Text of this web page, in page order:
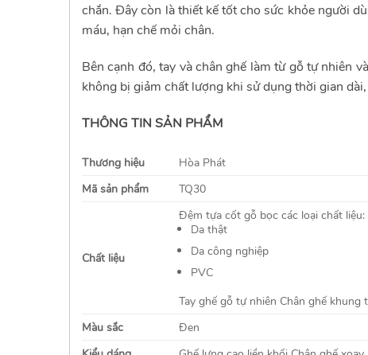
chắn. Đây còn là thiết kế tốt cho sức khỏe người
máu, hạn chế mỏi chân.
Bên cạnh đó, tay và chân ghế làm từ gỗ tự nhiên
không bị giảm chất lượng khi sử dụng thời gian
THÔNG TIN SẢN PHẨM
Thương hiệu
Hòa Phát
Mã sản phẩm
TQ30
Chất liệu
Đệm tựa cốt gỗ bọc các loại chất liệu:
Da thật
Da công nghiệp
PVC
Tay ghế gỗ tự nhiên Chân ghế khung
Màu sắc
Đen